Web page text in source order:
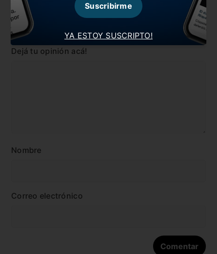
#Noticia
Comentarios
Dejá tu opinión acá!
Nombre
Correo electrónico
YA ESTOY SUSCRIPTO!
Suscribirme